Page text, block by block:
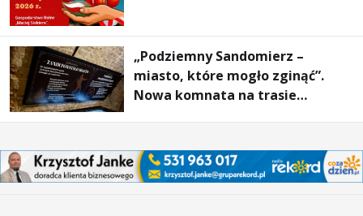
„Podziemny Sandomierz –
miasto, które mogło zginąć”.
Nowa komnata na trasie